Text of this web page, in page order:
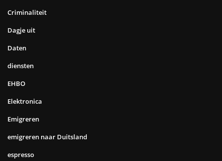
Criminaliteit
Dagje uit
Daten
diensten
EHBO
Elektronica
Emigreren
emigreren naar Duitsland
espresso